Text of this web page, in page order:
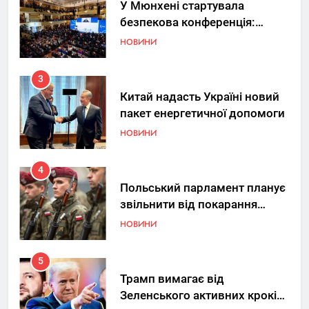
У Мюнхені стартувала
безпекова конференція:
Україна знову у фокусі світу
НОВИНИ
3
Китай надасть Україні новий
пакет енергетичної допомоги
НОВИНИ
4
Польський парламент планує
звільнити від покарання
добровольців ЗСУ
НОВИНИ
5
Трамп вимагає від
Зеленського активних кроків